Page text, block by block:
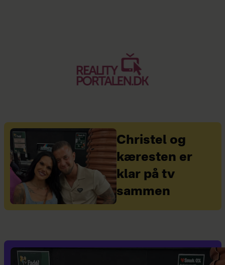
Christel og
kæresten er
klar på tv
sammen